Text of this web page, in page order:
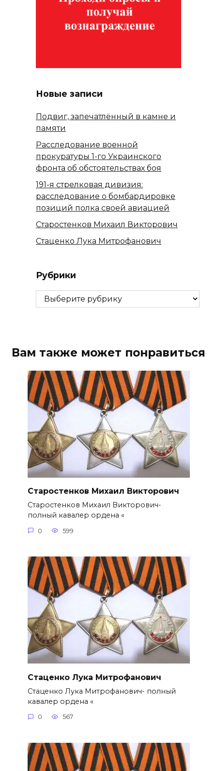
Новые записи
Подвиг, запечатлённый в камне и
памяти
Расследование военной
прокуратуры 1-го Украинского
фронта об обстоятельствах боя
191-я стрелковая дивизия:
расследование о бомбардировке
позиций полка своей авиацией
Старостенков Михаил Викторович
Стаценко Лука Митрофанович
Рубрики
Рубрики
Вам также может понравиться
Старостенков Михаил Викторович
Старостенков Михаил Викторович-
полный кавалер ордена «
0 599
Стаценко Лука Митрофанович
Стаценко Лука Митрофанович- полный
кавалер ордена «
0 567